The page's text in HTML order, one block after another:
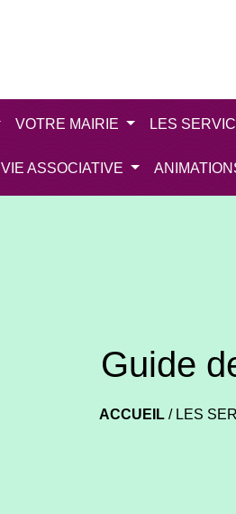
VOTRE MAIRIE LES
VIE ASSOCIATIVE
Guide
ACCUEIL/ LES